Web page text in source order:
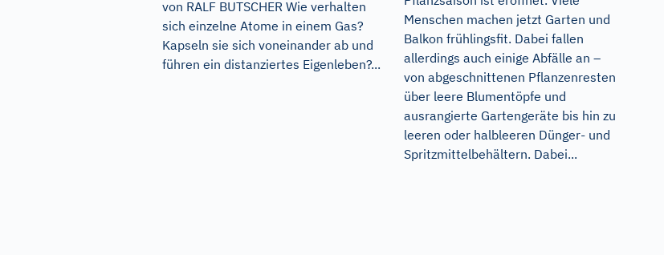
von RALF BUTSCHER Wie verhalten
sich einzelne Atome in einem Gas?
Kapseln sie sich voneinander ab und
führen ein distanziertes Eigenleben?...
Menschen machen jetzt Garten und
Balkon frühlingsfit. Dabei fallen
allerdings auch einige Abfälle an –
von abgeschnittenen Pflanzenresten
über leere Blumentöpfe und
ausrangierte Gartengeräte bis hin zu
leeren oder halbleeren Dünger- und
Spritzmittelbehältern. Dabei...